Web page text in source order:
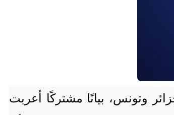
المغرب ومصر والجزائر وتونس، بيانًا مشتركًا أعربت